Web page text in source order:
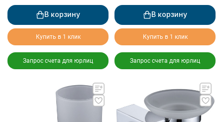
В корзину
Купить в 1 клик
Запрос счета для юрлиц
В корзину
Купить в 1 клик
Запрос счета для юрлиц